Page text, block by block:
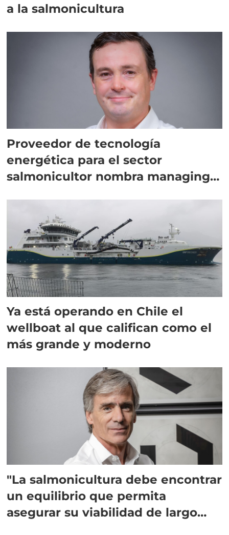
a la salmonicultura
Proveedor de tecnología
energética para el sector
salmonicultor nombra managing
Ya está operando en Chile el
wellboat al que califican como el
más grande y moderno
"La salmonicultura debe encontrar
un equilibrio que permita
asegurar su viabilidad de largo